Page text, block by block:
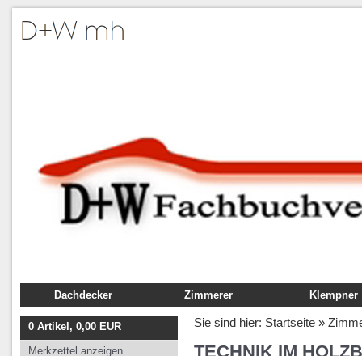
Dachdecker
Fachbuch
Ausbildung
Zimmerer
Fachbuch
Ausbildung
Klempner
Fachbuch
Ausbildung
0 Artikel, 0,00 EUR
Merkzettel anzeigen
Sie sind hier: Startseite »
TECHNIK IM